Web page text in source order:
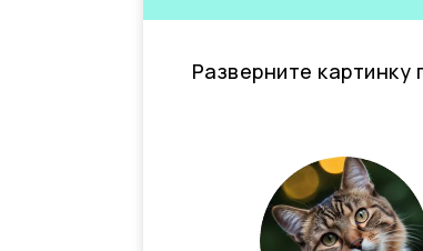
Разверните картинку